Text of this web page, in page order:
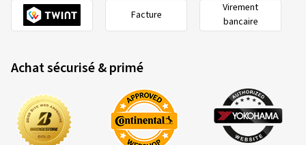
Facture
Virement
bancaire
Achat sécurisé & primé